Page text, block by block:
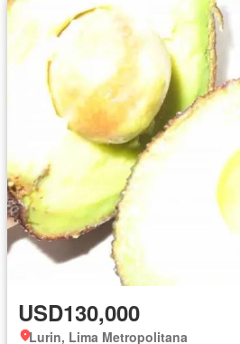
USD130,000
Lurin, Lima Metropolitana